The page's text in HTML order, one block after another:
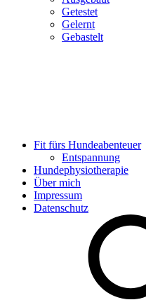
Getestet
Gelernt
Gebastelt
Fit fürs Hundeabenteuer
Entspannung
Hundephysiotherapie
Über mich
Impressum
Datenschutz